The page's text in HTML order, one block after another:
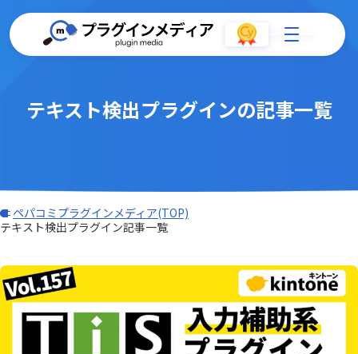
テキスト検出プラグインの記事一覧
ペパコミプラグインメディア(TOP)
テキスト検出プラグイン記事一覧